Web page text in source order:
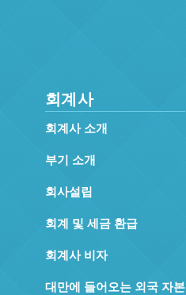
회계사
회계사 소개
부기 소개
회사설립
회계 및 세금 환급
회계사 비자
대만에 들어오는 외국 자본